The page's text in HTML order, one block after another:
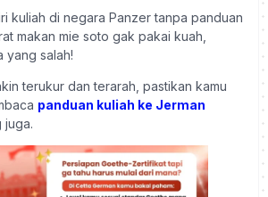
kuliah di negara Panzer tanpa panduan
makan mie soto gak pakai kuah,
yang salah!
terukur dan terarah, pastikan kamu
panduan kuliah ke Jerman
juga.